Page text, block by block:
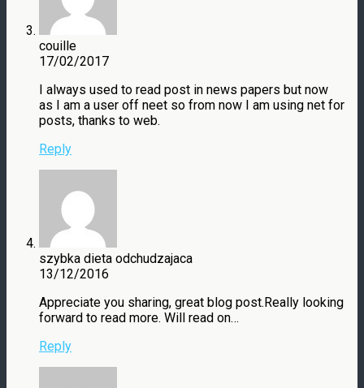
couille
17/02/2017
I always used to read post in news papers but now
as I am a user off neet so from now I am using net for
posts, thanks to web.
Reply
szybka dieta odchudzajaca
13/12/2016
Appreciate you sharing, great blog post.Really looking
forward to read more. Will read on…
Reply